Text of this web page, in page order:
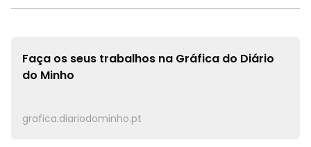
Faça os seus trabalhos na Gráfica do Diário
do Minho
grafica.diariodominho.pt